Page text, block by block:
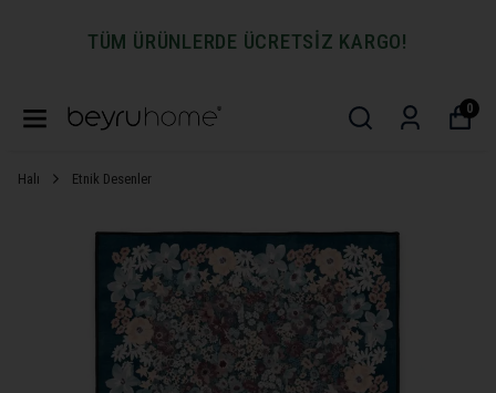
TÜM ÜRÜNLERDE ÜCRETSİZ KARGO!
0
Halı Etnik Desenler